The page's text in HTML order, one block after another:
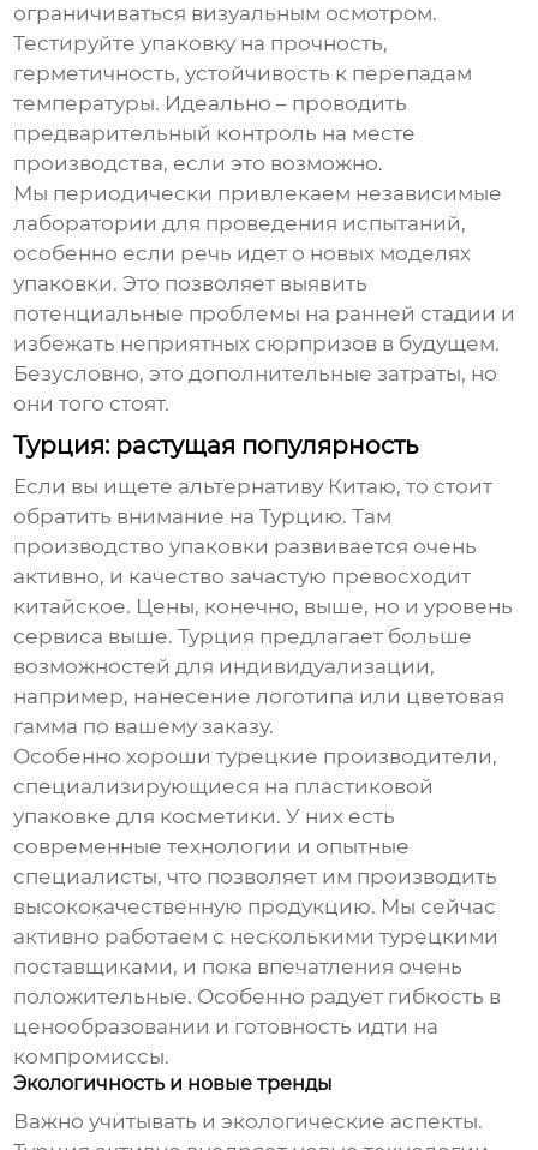
ограничиваться визуальным осмотром.
Тестируйте упаковку на прочность,
герметичность, устойчивость к перепадам
температуры. Идеально – проводить
предварительный контроль на месте
производства, если это возможно.
Мы периодически привлекаем независимые
лаборатории для проведения испытаний,
особенно если речь идет о новых моделях
упаковки. Это позволяет выявить
потенциальные проблемы на ранней стадии и
избежать неприятных сюрпризов в будущем.
Безусловно, это дополнительные затраты, но
они того стоят.
Турция: растущая популярность
Если вы ищете альтернативу Китаю, то стоит
обратить внимание наТурцию. Там
производство упаковки развивается очень
активно, и качество зачастую превосходит
китайское. Цены, конечно, выше, но и уровень
сервиса выше. Турция предлагает больше
возможностей для индивидуализации,
например, нанесение логотипа или цветовая
гамма по вашему заказу.
Особенно хороши турецкие производители,
специализирующиеся на пластиковой
упаковке для косметики. У них есть
современные технологии и опытные
специалисты, что позволяет им производить
высококачественную продукцию. Мы сейчас
активно работаем с несколькими турецкими
поставщиками, и пока впечатления очень
положительные. Особенно радует гибкость в
ценообразовании и готовность идти на
компромиссы.
Экологичность и новые тренды
Важно учитывать и экологические аспекты.